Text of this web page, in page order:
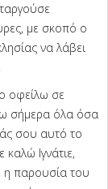
με σκοπό ο
να λάβει
οφείλω σε
σήμερα όλα όσα
σου αυτό το
Ιγνάτιε,
η παρουσία του